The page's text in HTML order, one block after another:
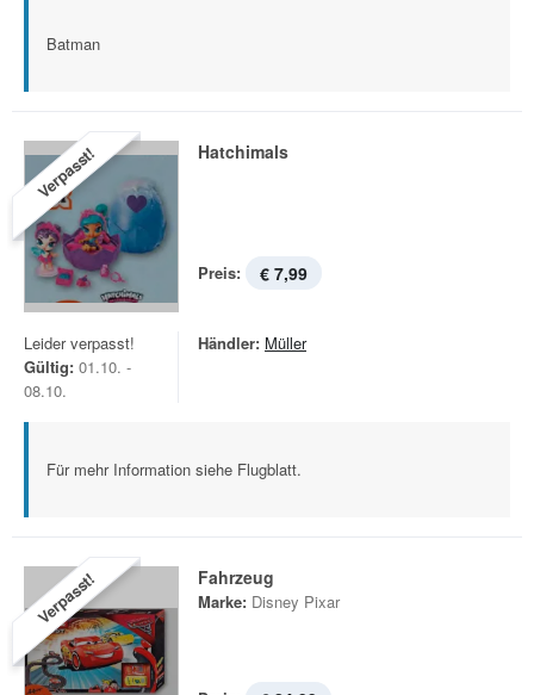
Batman
Verpasst! Hatchimals
Preis: € 7,99
Leider verpasst!
Gültig: 01.10. -
08.10.
Händler: Müller
Für mehr Information siehe Flugblatt.
Verpasst! Fahrzeug
Marke: Disney Pixar